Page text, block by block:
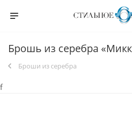
Брошь из серебра
Броши из серебра
f